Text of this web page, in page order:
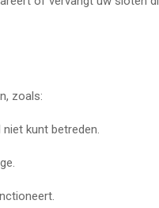
zoals:
kunt betreden.